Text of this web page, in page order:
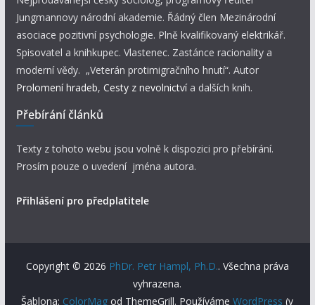
Jungmannovy národní akademie. Řádný člen Mezinárodní
asociace pozitivní psychologie. Plně kvalifikovaný elektrikář.
Spisovatel a knihkupec. Vlastenec. Zastánce racionality a
moderní vědy. „Veterán protimigračního hnutí“. Autor
Prolomení hradeb, Cesty z nevolnictví a dalších knih.
Přebírání článků
Texty z tohoto webu jsou volně k dispozici pro přebírání.
Prosím pouze o uvedení jména autora.
Přihlášení pro předplatitele
Copyright © 2026 PhDr. Petr Hampl, Ph.D.. Všechna práva
vyhrazena.
Šablona: ColorMag od ThemeGrill. PoužívámeWordPress (v